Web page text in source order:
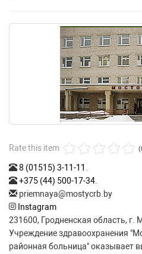
Rate this item
8 (01515) 3-11-11
+375 (44) 500-17-34
priemnaya@mostycrb.by
Instagram
231600, Гродненская область, г.
Учреждение здравоохранения
районная больница" оказывает